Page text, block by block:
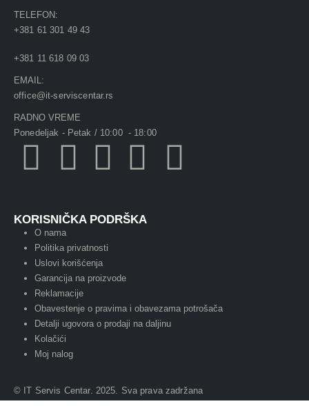
TELEFON:
+381 61 301 49 43
+381 11 618 09 03
EMAIL:
office@it-serviscentar.rs
RADNO VREME
Ponedeljak - Petak / 10:00 - 18:00
KORISNIČKA PODRŠKA
O nama
Politika privatnosti
Uslovi korišćenja
Garancija na proizvode
Reklamacije
Obavestenje o pravima i obavezama potrošača
Detalji ugovora o prodaji na daljinu
Kolačići
Moj nalog
© IT Servis Centar. 2025. Sva prava zadržana